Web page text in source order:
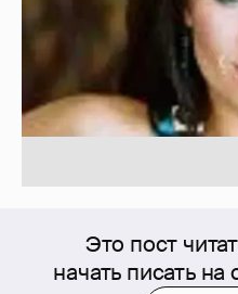
Это пост
начать писать